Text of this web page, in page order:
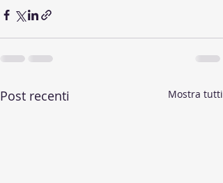
Post recenti Mostra tutti